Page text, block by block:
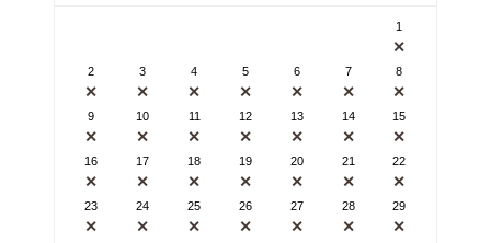
1
✕
2
✕
3
✕
4
✕
5
✕
6
✕
7
✕
8
✕
9
✕
10
✕
11
✕
12
✕
13
✕
14
✕
15
✕
16
✕
17
✕
18
✕
19
✕
20
✕
21
✕
22
✕
23
✕
24
✕
25
✕
26
✕
27
✕
28
✕
29
✕